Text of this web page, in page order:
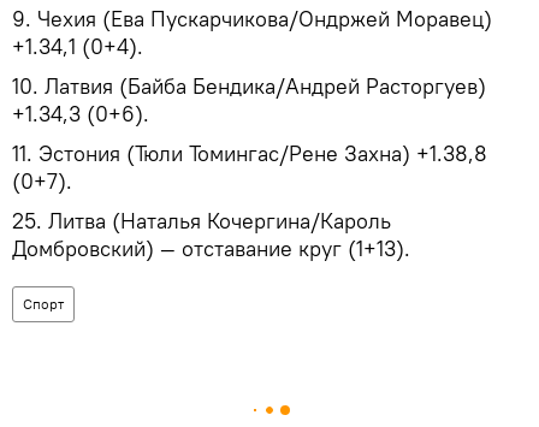
9. Чехия (Ева Пускарчикова/Ондржей Моравец)
+1.34,1 (0+4).
10. Латвия (Байба Бендика/Андрей Расторгуев)
+1.34,3 (0+6).
11. Эстония (Тюли Томингас/Рене Захна) +1.38,8
(0+7).
25. Литва (Наталья Кочергина/Кароль
Домбровский) — отставание круг (1+13).
Спорт